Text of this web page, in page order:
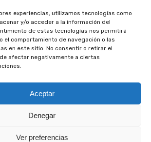
experiencias, utilizamos tecnologías como
y/o acceder a la información del
de estas tecnologías nos permitirá
el comportamiento de navegación o las
en este sitio. No consentir o retirar el
afectar negativamente a ciertas
Aceptar
Denegar
Ver preferencias
Digital 2026 - Todos los derechos